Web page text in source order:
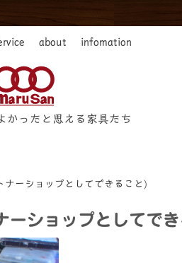
about infomation
かったと思える家具たち
ーショップとしてできること)
ーショップとしてで